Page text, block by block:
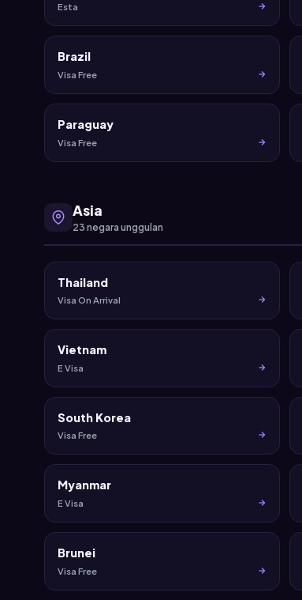
Esta
Brazil
Visa Free
Paraguay
Visa Free
Asia
23 negara unggulan
Thailand
Visa On Arrival
Vietnam
E Visa
South Korea
Visa Free
Myanmar
E Visa
Brunei
Visa Free